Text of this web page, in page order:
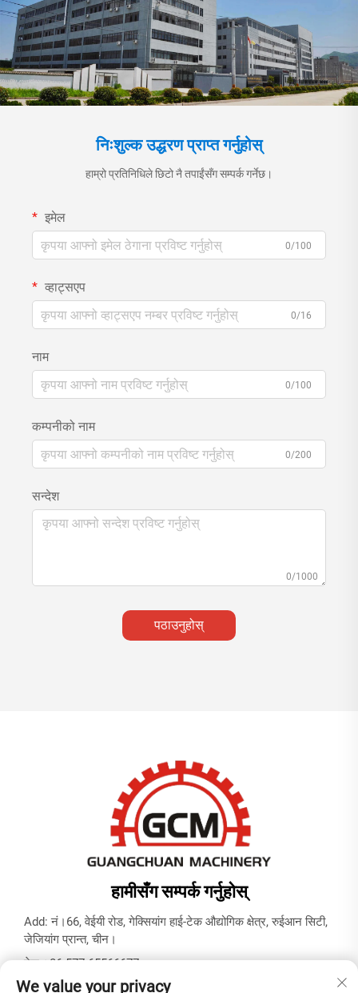
निःशुल्क उद्धरण प्राप्त गर्नुहोस्
हाम्रो प्रतिनिधिले छिटो नै तपाईंसँग सम्पर्क गर्नेछ।
इमेल
0/100
व्हाट्सएप
0/16
नाम
0/100
कम्पनीको नाम
0/200
सन्देश
0/1000
पठाउनुहोस्
हामीसँग सम्पर्क गर्नुहोस्
Add: नं।66, वेईयी रोड, गेक्सियांग हाई-टेक औद्योगिक क्षेत्र, रुईआन सिटी,
जेजियांग प्रान्त, चीन।
टेल:+86-577-65566677
इमेल:[email protected]
We value your privacy